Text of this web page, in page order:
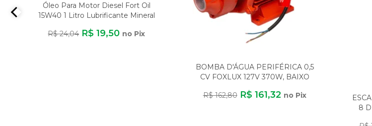
Óleo Para Motor Diesel Fort Oil
15W40 1 Litro Lubrificante Mineral
R$ 24,04 R$ 19,50 no Pix
BOMBA D'ÁGUA PERIFÉRICA 0,5
CV FOXLUX 127V 370W, BAIXO
R$ 162,80 R$ 161,32 no Pix
8